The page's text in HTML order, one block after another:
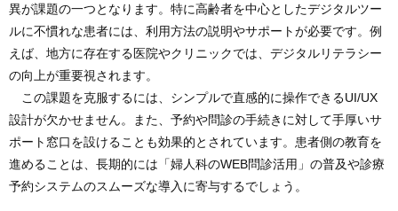
異が課題の一つとなります。特に高齢者を中心としたデジタルツー
ルに不慣れな患者には、利用方法の説明やサポートが必要です。例
えば、地方に存在する医院やクリニックでは、デジタルリテラシー
の向上が重要視されます。
この課題を克服するには、シンプルで直感的に操作できるUI/UX
設計が欠かせません。また、予約や問診の手続きに対して手厚いサ
ポート窓口を設けることも効果的とされています。患者側の教育を
進めることは、長期的には「婦人科のWEB問診活用」の普及や診療
予約システムのスムーズな導入に寄与するでしょう。